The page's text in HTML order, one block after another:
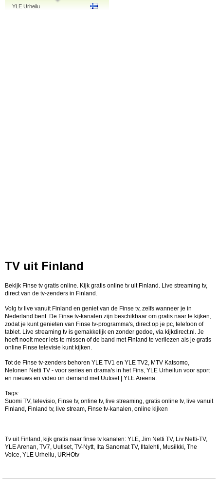
YLE Urheilu
TV uit Finland
Bekijk Finse tv gratis online. Kijk gratis online tv uit Finland. Live streaming tv,
direct van de tv-zenders in Finland.
Volg tv live vanuit Finland en geniet van de Finse tv, zelfs wanneer je in
Nederland bent. De Finse tv-kanalen zijn beschikbaar om gratis naar te kijken,
zodat je kunt genieten van Finse tv-programma's, direct op je pc, telefoon of
tablet. Live streaming tv is gemakkelijk en zonder gedoe, via kijkdirect.nl. Je
hoeft nooit meer iets te missen of de band met Finland te verliezen als je gratis
online Finse televisie kunt kijken.
Tot de Finse tv-zenders behoren YLE TV1 en YLE TV2, MTV Katsomo,
Nelonen Netti TV - voor series en drama's in het Fins, YLE Urheilun voor sport
en nieuws en video on demand met Uutiset | YLE Areena.
Tags:
Suomi TV, televisio, Finse tv, online tv, live streaming, gratis online tv, live vanuit
Finland, Finland tv, live stream, Finse tv-kanalen, online kijken
Tv uit Finland, kijk gratis naar finse tv kanalen: YLE, Jim Netti TV, Liv Netti-TV,
YLE Arenan, TV7, Uutiset, TV-Nytt, Ilta Sanomat TV, Iltalehti, Musiikki, The
Voice, YLE Urheilu, URHOtv